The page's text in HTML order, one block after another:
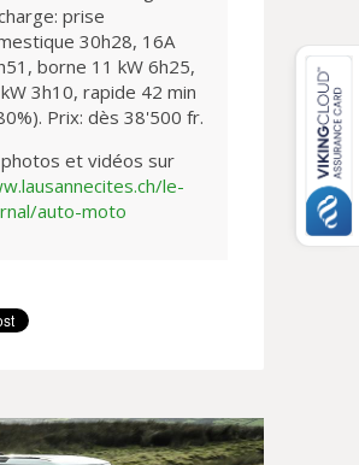
prise
30h28, 16A
borne 11 kW 6h25,
3h10, rapide 42 min
Prix: dès 38'500 fr.
et vidéos sur
le-
auto-moto